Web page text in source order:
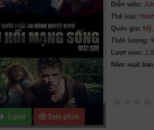
Trailer Xem phim
Diễn viên:
Thể loại:
Quốc gia: Mỹ,
Thời lượng:
Lượt xem:
Năm xuất